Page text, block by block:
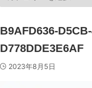
B9AFD636-
D778DDE3E6AF
2023年8月5日